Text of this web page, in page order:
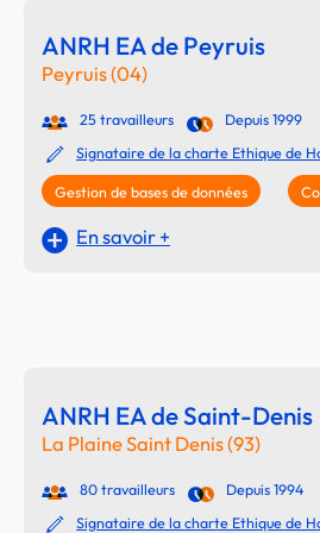
ANRH EA de Peyruis
Peyruis (04)
25 travailleurs
Depuis 1999
Signataire de la charte Ethique de
Gestion de bases de données
En savoir +
ANRH EA de Saint-Denis
La Plaine Saint Denis (93)
80 travailleurs
Depuis 1994
Signataire de la charte Ethique de